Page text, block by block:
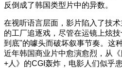
反倒成了韩国类型片中的异数。
在视听语言层面，影片陷入了技
的工厂追逐戏，尽管在运镜上炫
到底"的噱头而破坏叙事节奏。这
近年韩国商业片中愈演愈烈，从
+人》的CGI轰炸，电影人们似乎